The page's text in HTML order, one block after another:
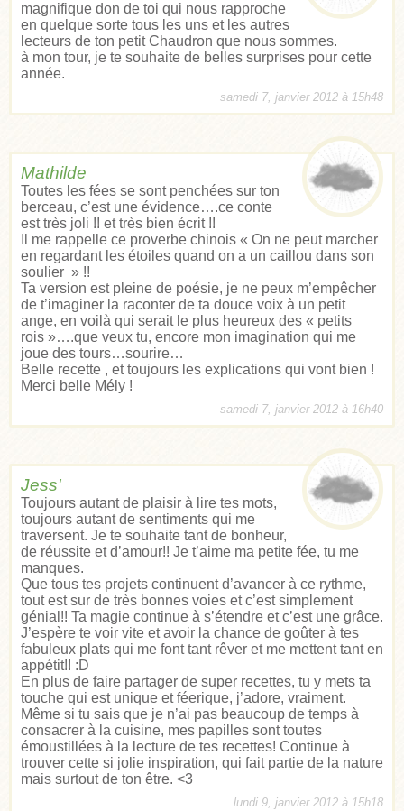
magnifique don de toi qui nous rapproche
en quelque sorte tous les uns et les autres
lecteurs de ton petit Chaudron que nous sommes.
à mon tour, je te souhaite de belles surprises pour cette
année.
samedi 7, janvier 2012 à 15h48
Mathilde
Toutes les fées se sont penchées sur ton
berceau, c’est une évidence….ce conte
est très joli !! et très bien écrit !!
Il me rappelle ce proverbe chinois « On ne peut marcher
en regardant les étoiles quand on a un caillou dans son
soulier » !!
Ta version est pleine de poésie, je ne peux m’empêcher
de t’imaginer la raconter de ta douce voix à un petit
ange, en voilà qui serait le plus heureux des « petits
rois »….que veux tu, encore mon imagination qui me
joue des tours…sourire…
Belle recette , et toujours les explications qui vont bien !
Merci belle Mély !
samedi 7, janvier 2012 à 16h40
Jess'
Toujours autant de plaisir à lire tes mots,
toujours autant de sentiments qui me
traversent. Je te souhaite tant de bonheur,
de réussite et d’amour!! Je t’aime ma petite fée, tu me
manques.
Que tous tes projets continuent d’avancer à ce rythme,
tout est sur de très bonnes voies et c’est simplement
génial!! Ta magie continue à s’étendre et c’est une grâce.
J’espère te voir vite et avoir la chance de goûter à tes
fabuleux plats qui me font tant rêver et me mettent tant en
appétit!! :D
En plus de faire partager de super recettes, tu y mets ta
touche qui est unique et féerique, j’adore, vraiment.
Même si tu sais que je n’ai pas beaucoup de temps à
consacrer à la cuisine, mes papilles sont toutes
émoustillées à la lecture de tes recettes! Continue à
trouver cette si jolie inspiration, qui fait partie de la nature
mais surtout de ton être. <3
lundi 9, janvier 2012 à 15h18